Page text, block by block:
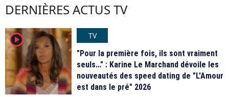
DERNIÈRES ACTUS TV
player2
TV
"Pour la première fois, ils sont vraiment
seuls…" : Karine Le Marchand dévoile les
nouveautés des speed dating de "L'Amour
est dans le pré" 2026